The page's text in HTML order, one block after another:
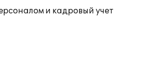
и кадровый учет